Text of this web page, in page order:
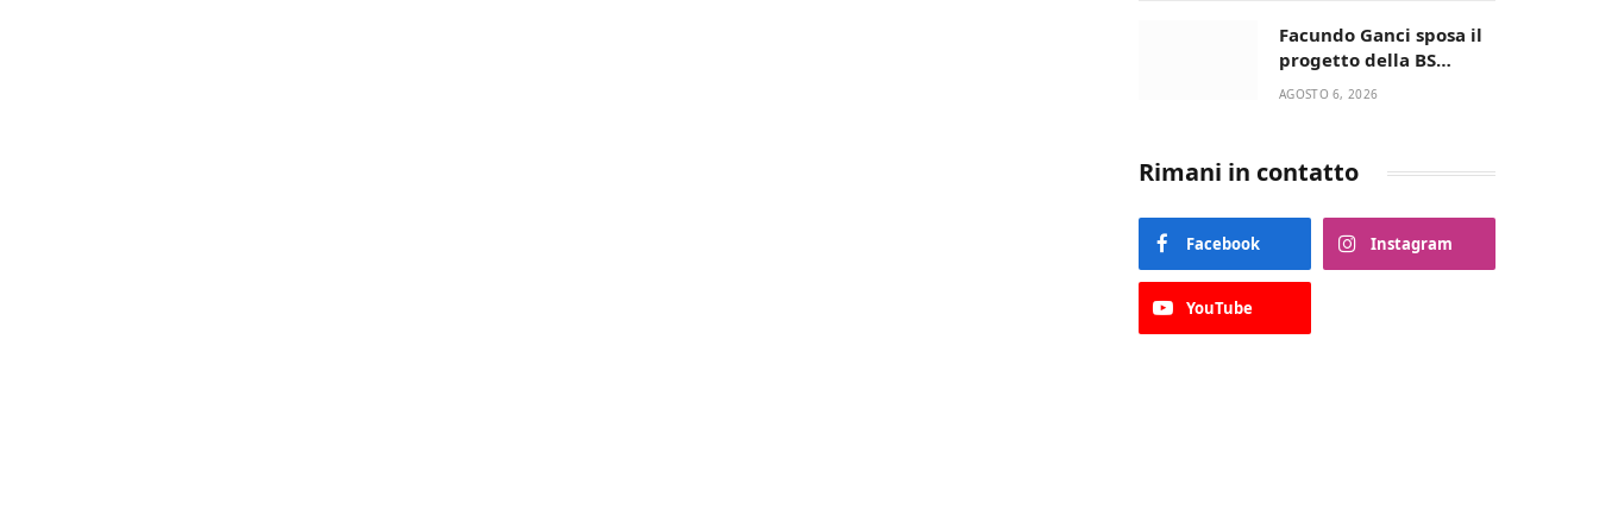
Facundo Ganci sposa il
progetto della BS
Soccer Team Fasano e
AGOSTO 6, 2026
Rimani in contatto
Facebook Instagram
YouTube